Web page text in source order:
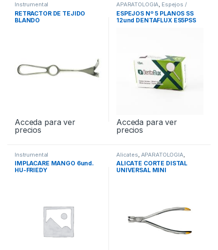
Instrumental
RETRACTOR DE TEJIDO
BLANDO
Acceda para ver
precios
APARATOLOGIA Espejos /
Instrumental
ESPEJOS Nº 5 PLANOS SS
12und DENTAFLUX ES5PSS
Acceda para ver
precios
Instrumental
IMPLACARE MANGO 6und.
HU-FRIEDY
Alicates APARATOLOGIA
Instrumental
ALICATE CORTE DISTAL
UNIVERSAL MINI